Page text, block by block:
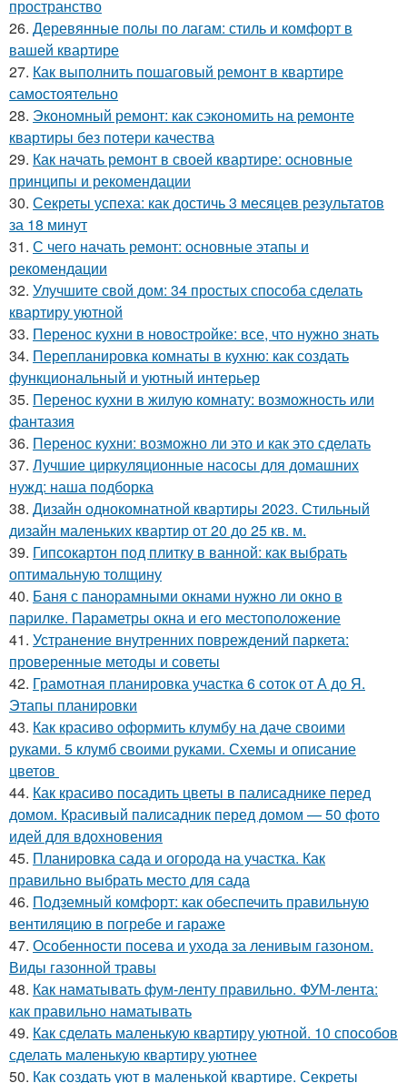
пространство
26. Деревянные полы по лагам: стиль и комфорт в
вашей квартире
27. Как выполнить пошаговый ремонт в квартире
самостоятельно
28. Экономный ремонт: как сэкономить на ремонте
квартиры без потери качества
29. Как начать ремонт в своей квартире: основные
принципы и рекомендации
30. Секреты успеха: как достичь 3 месяцев результатов
за 18 минут
31. С чего начать ремонт: основные этапы и
рекомендации
32. Улучшите свой дом: 34 простых способа сделать
квартиру уютной
33. Перенос кухни в новостройке: все, что нужно знать
34. Перепланировка комнаты в кухню: как создать
функциональный и уютный интерьер
35. Перенос кухни в жилую комнату: возможность или
фантазия
36. Перенос кухни: возможно ли это и как это сделать
37. Лучшие циркуляционные насосы для домашних
нужд: наша подборка
38. Дизайн однокомнатной квартиры 2023. Стильный
дизайн маленьких квартир от 20 до 25 кв. м.
39. Гипсокартон под плитку в ванной: как выбрать
оптимальную толщину
40. Баня с панорамными окнами нужно ли окно в
парилке. Параметры окна и его местоположение
41. Устранение внутренних повреждений паркета:
проверенные методы и советы
42. Грамотная планировка участка 6 соток от А до Я.
Этапы планировки
43. Как красиво оформить клумбу на даче своими
руками. 5 клумб своими руками. Схемы и описание
цветов
44. Как красиво посадить цветы в палисаднике перед
домом. Красивый палисадник перед домом — 50 фото
идей для вдохновения
45. Планировка сада и огорода на участка. Как
правильно выбрать место для сада
46. Подземный комфорт: как обеспечить правильную
вентиляцию в погребе и гараже
47. Особенности посева и ухода за ленивым газоном.
Виды газонной травы
48. Как наматывать фум-ленту правильно. ФУМ-лента:
как правильно наматывать
49. Как сделать маленькую квартиру уютной. 10 способов
сделать маленькую квартиру уютнее
50. Как создать уют в маленькой квартире. Секреты